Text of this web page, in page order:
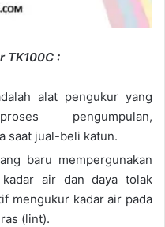
TK100C :
alat pengukur yang
pengumpulan,
saat jual-beli katun.
baru mempergunakan
air dan daya tolak
mengukur kadar air pada
(lint).